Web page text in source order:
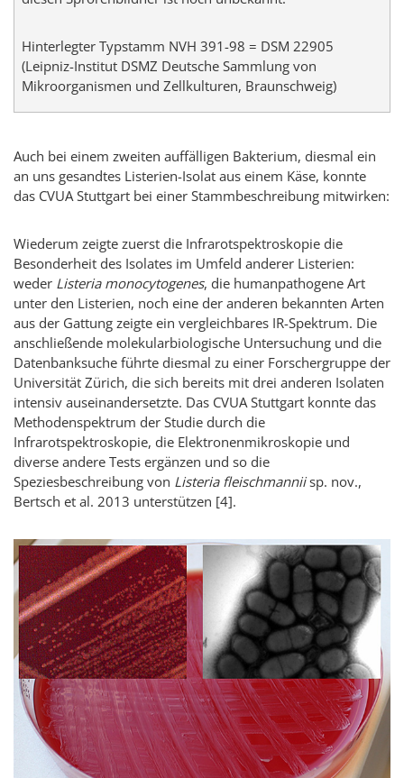
Hinterlegter Typstamm NVH 391-98 = DSM 22905
(Leipniz-Institut DSMZ Deutsche Sammlung von
Mikroorganismen und Zellkulturen, Braunschweig)
Auch bei einem zweiten auffälligen Bakterium, diesmal ein
an uns gesandtes Listerien-Isolat aus einem Käse, konnte
das CVUA Stuttgart bei einer Stammbeschreibung mitwirken:
Wiederum zeigte zuerst die Infrarotspektroskopie die
Besonderheit des Isolates im Umfeld anderer Listerien:
weder Listeria monocytogenes, die humanpathogene Art
unter den Listerien, noch eine der anderen bekannten Arten
aus der Gattung zeigte ein vergleichbares IR-Spektrum. Die
anschließende molekularbiologische Untersuchung und die
Datenbanksuche führte diesmal zu einer Forschergruppe der
Universität Zürich, die sich bereits mit drei anderen Isolaten
intensiv auseinandersetzte. Das CVUA Stuttgart konnte das
Methodenspektrum der Studie durch die
Infrarotspektroskopie, die Elektronenmikroskopie und
diverse andere Tests ergänzen und so die
Speziesbeschreibung von Listeria fleischmanniisp. nov.,
Bertsch et al. 2013 unterstützen [4].